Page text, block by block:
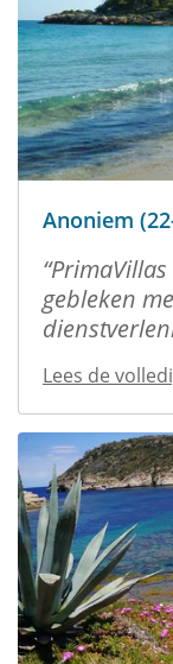
Anoniem
gebleken
Lees de